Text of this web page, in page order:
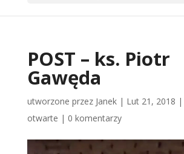
POST – ks. Piotr
Gawęda
utworzone przez Janek| Lut 21, 2018 |
otwarte | 0 komentarzy